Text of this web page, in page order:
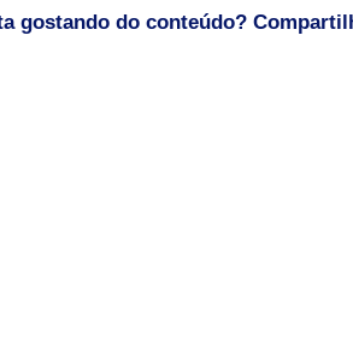
gostando do conteúdo?